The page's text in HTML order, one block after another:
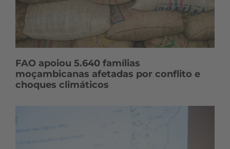
FAO apoiou 5.640 famílias
moçambicanas afetadas por conflito e
choques climáticos